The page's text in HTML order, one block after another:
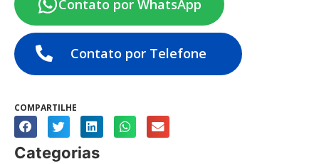
Contato por WhatsApp
Contato por Telefone
COMPARTILHE
Categorias